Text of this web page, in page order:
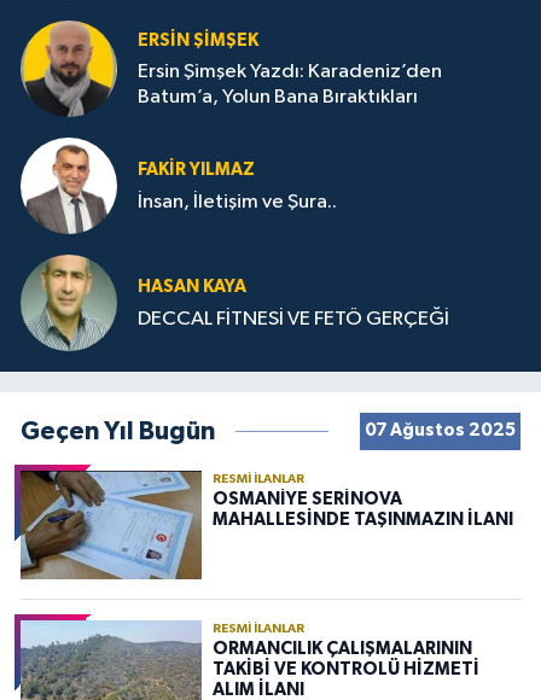
ERSIN ŞIMŞEK
Ersin Şimşek Yazdı: Karadeniz’den
Batum’a, Yolun Bana Bıraktıkları
FAKIR YILMAZ
İnsan, İletişim ve Şura..
HASAN KAYA
DECCAL FİTNESİ VE FETÖ GERÇEĞİ
Geçen Yıl Bugün 07 Ağustos 2025
RESMI İLANLAR
OSMANİYE SERİNOVA
MAHALLESİNDE TAŞINMAZIN İLANI
RESMI İLANLAR
ORMANCILIK ÇALIŞMALARININ
TAKİBİ VE KONTROLÜ HİZMETİ
ALIM İLANI